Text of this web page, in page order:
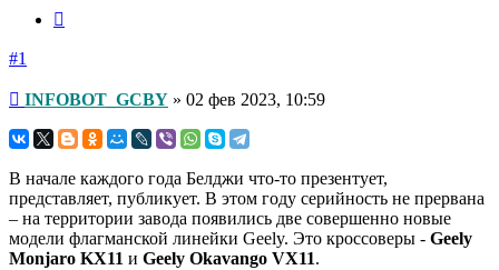
#1
Непрочитанное
INFOBOT_GCBY » 02 фев 2023, 10:59
В начале каждого года Белджи что-то презентует,
представляет, публикует. В этом году серийность не прервана
– на территории завода появились две совершенно новые
модели флагманской линейки Geely. Это кроссоверы - Geely
Monjaro KX11 и Geely Okavango VX11.